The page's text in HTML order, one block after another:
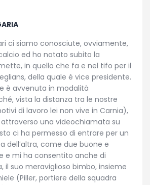
ci siamo conosciute, ovviamente,
ed ho notato subito la
in quello che fa e nel tifo per il
della quale è vice presidente.
è avvenuta in modalità
vista la distanza tra le nostre
di lavoro lei non vive in Carnia),
una videochiamata su
ci ha permesso di entrare per un
dell’altra, come due buone e
e mi ha consentito anche di
il suo meraviglioso bimbo, insieme
(Piller, portiere della squadra